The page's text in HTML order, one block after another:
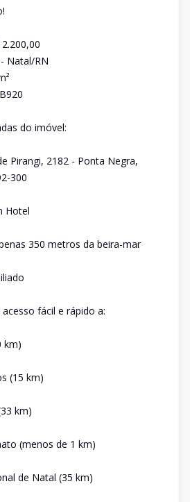
Natal/RN
do imóvel:
Pirangi, 2182 - Ponta Negra,
300
Hotel
350 metros da beira-mar
fácil e rápido a:
km)
(15 km)
km)
(menos de 1 km)
de Natal (35 km)